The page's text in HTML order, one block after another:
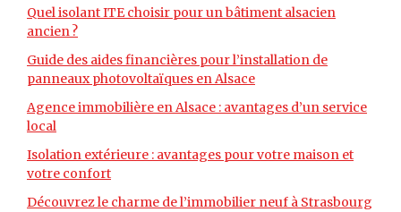
Quel isolant ITE choisir pour un bâtiment alsacien
ancien ?
Guide des aides financières pour l’installation de
panneaux photovoltaïques en Alsace
Agence immobilière en Alsace : avantages d’un service
local
Isolation extérieure : avantages pour votre maison et
votre confort
Découvrez le charme de l’immobilier neuf à Strasbourg